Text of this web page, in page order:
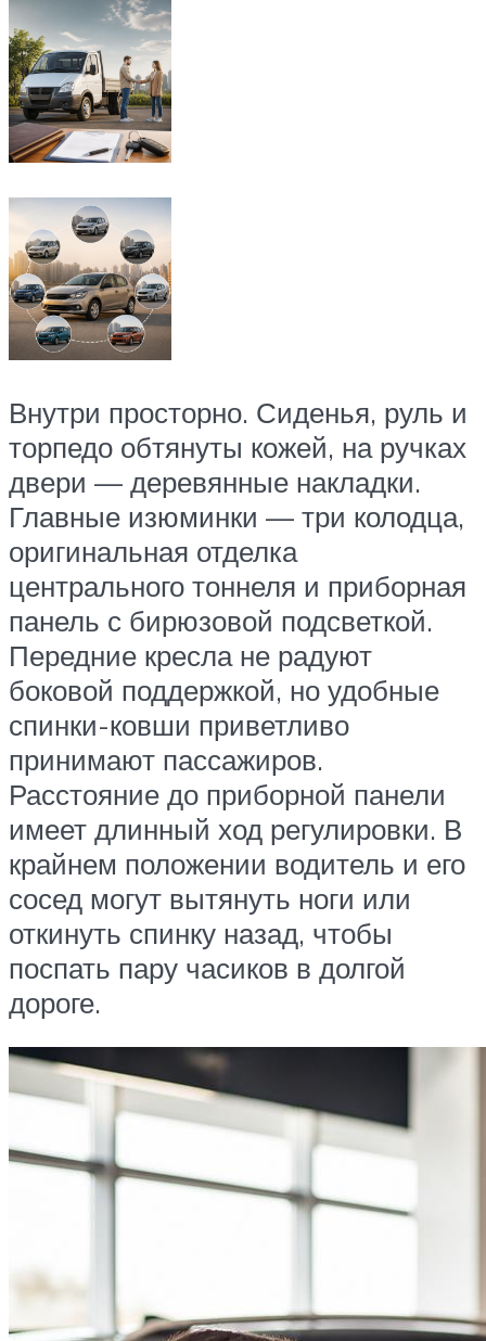
Внутри просторно. Сиденья, руль и
торпедо обтянуты кожей, на ручках
двери — деревянные накладки.
Главные изюминки — три колодца,
оригинальная отделка
центрального тоннеля и приборная
панель с бирюзовой подсветкой.
Передние кресла не радуют
боковой поддержкой, но удобные
спинки-ковши приветливо
принимают пассажиров.
Расстояние до приборной панели
имеет длинный ход регулировки. В
крайнем положении водитель и его
сосед могут вытянуть ноги или
откинуть спинку назад, чтобы
поспать пару часиков в долгой
дороге.